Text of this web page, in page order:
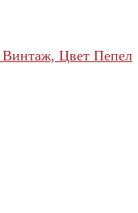
Цвет Пепел